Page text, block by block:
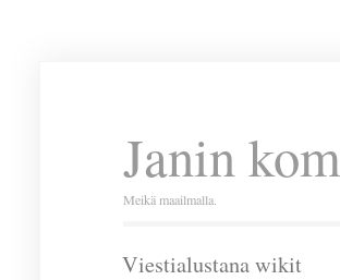
Janin
Meikä maailmalla.
Viestialustana wikit